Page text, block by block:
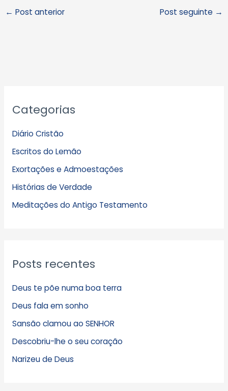
← Post anterior Post seguinte →
Categorias
Diário Cristão
Escritos do Lemão
Exortações e Admoestações
Histórias de Verdade
Meditações do Antigo Testamento
Posts recentes
Deus te põe numa boa terra
Deus fala em sonho
Sansão clamou ao SENHOR
Descobriu-lhe o seu coração
Narizeu de Deus
r
i
v
o
s